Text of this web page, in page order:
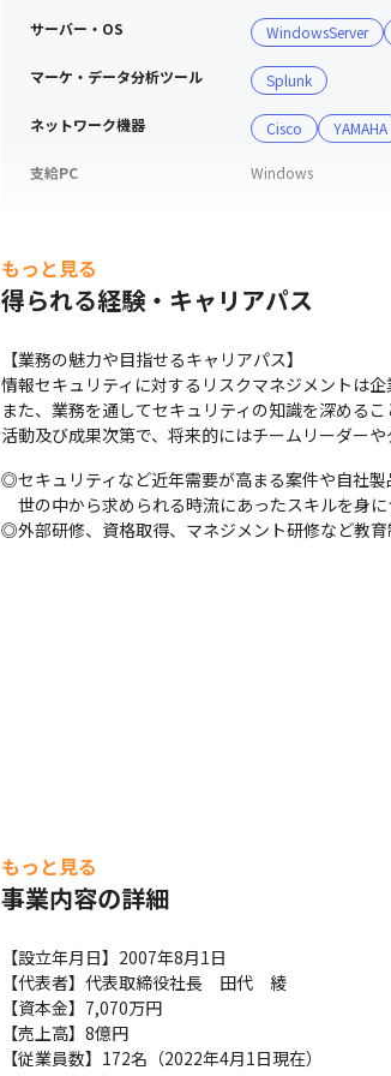
サーバー・OS WindowsServer
マーケ・データ分析ツール Splunk
ネットワーク機器 Cisco YAMAHA
支給PC Windows
もっと見る
得られる経験・キャリアパス
【業務の魅力や目指せるキャリアパス】
情報セキュリティに対するリスクマネジメントは
また、業務を通してセキュリティの知識を深めるこ
活動及び成果次第で、将来的にはチームリーダー
◎セキュリティなど近年需要が高まる案件や自社製
世の中から求められる時流にあったスキルを身に
◎外部研修、資格取得、マネジメント研修など教育
もっと見る
事業内容の詳細
【設立年月日】2007年8月1日
【代表者】代表取締役社長　田代　綾
【資本金】7,070万円
【売上高】8億円
【従業員数】172名（2022年4月1日現在）